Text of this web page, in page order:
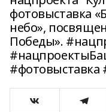
фотовыставка
небо»,
Победы».
#фотовыставка